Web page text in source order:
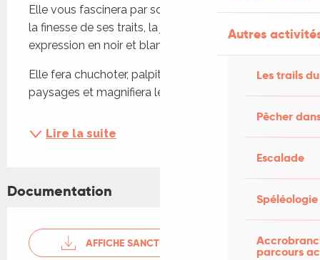
Autres
Les trails
Pêcher
Escalade
Spéléologie
parcours
Elle vous fascinera par son talent de dessinatrice,
la finesse de ses traits, la justesse de son
expression en noir et blanc...
Elle fera chuchoter, palpiter l’eau au coeur de
paysages et magnifiera leur petit peuple vivant ...!
Lire la suite
Documentation
AFFICHE SANCTUAIRE-LE VIGAN